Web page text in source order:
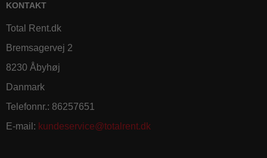
KONTAKT
Total Rent.dk
Bremsagervej 2
8230 Åbyhøj
Danmark
Telefonnr.: 86257651
E-mail : kundeservice@totalrent.dk